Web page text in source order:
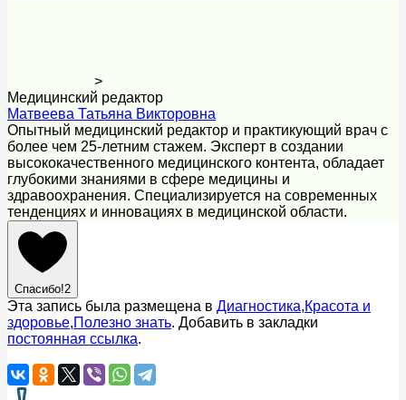
>
Медицинский редактор
Матвеева Татьяна Викторовна
Опытный медицинский редактор и практикующий врач с
более чем 25-летним стажем. Эксперт в создании
высококачественного медицинского контента, обладает
глубокими знаниями в сфере медицины и
здравоохранения. Специализируется на современных
тенденциях и инновациях в медицинской области.
Спасибо!2
Эта запись была размещена в Диагностика,Красота и
здоровье,Полезно знать. Добавить в закладки
постоянная ссылка.